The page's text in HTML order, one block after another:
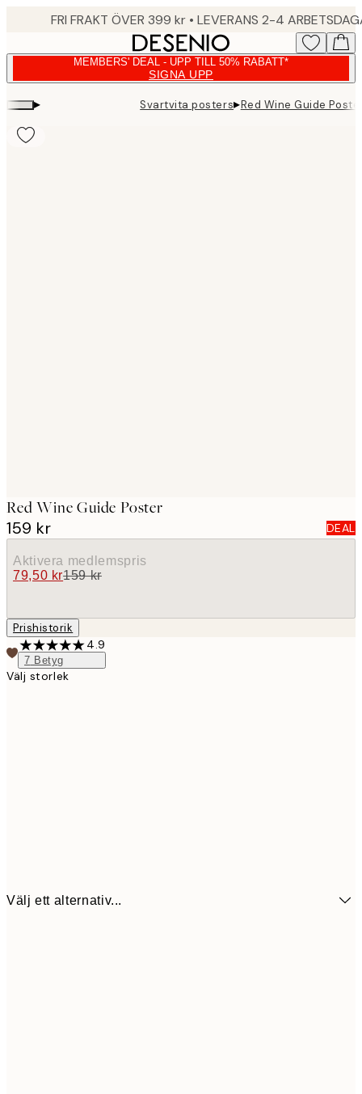
FRI FRAKT ÖVER 399 kr • LEVERANS 2-4
MEMBERS' DEAL - UPP TILL 50% RABATT*
SIGNA UPP
▸ Svartvita posters▸Red Wine Guide
Red Wine Guide Poster
159 kr DEAL
Aktivera medlemspris
79,50 kr159 kr
Prishistorik
4.9
7 Betyg
Välj storlek
Välj ett alternativ...